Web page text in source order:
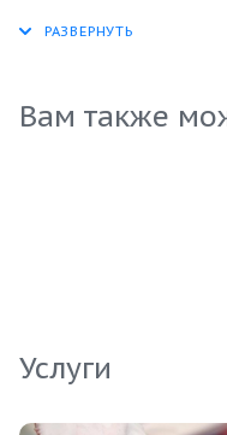
меню и привлечет
делает его
суши и закусок.
Вам также
Услуги